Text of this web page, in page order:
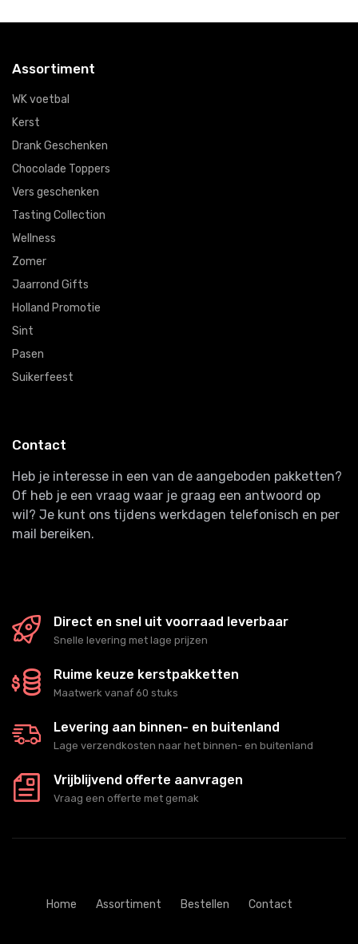
Assortiment
WK voetbal
Kerst
Drank Geschenken
Chocolade Toppers
Vers geschenken
Tasting Collection
Wellness
Zomer
Jaarrond Gifts
Holland Promotie
Sint
Pasen
Suikerfeest
Contact
Heb je interesse in een van de aangeboden pakketten?
Of heb je een vraag waar je graag een antwoord op
wil? Je kunt ons tijdens werkdagen telefonisch en per
mail bereiken.
Direct en snel uit voorraad leverbaar
Snelle levering met lage prijzen
Ruime keuze kerstpakketten
Maatwerk vanaf 60 stuks
Levering aan binnen- en buitenland
Lage verzendkosten naar het binnen- en buitenland
Vrijblijvend offerte aanvragen
Vraag een offerte met gemak
Home Assortiment Bestellen Contact